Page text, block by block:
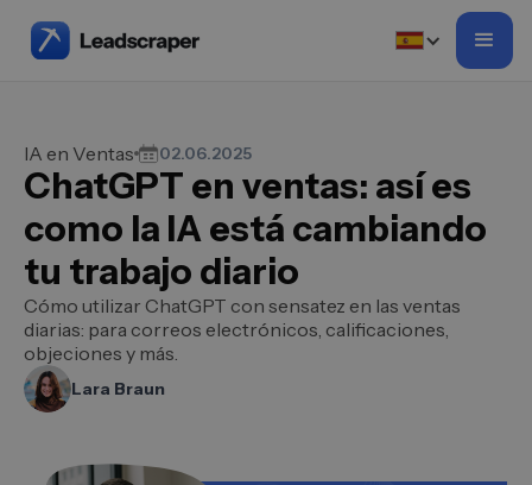
IA en Ventas 02.06.2025
ChatGPT en ventas: así es
como la IA está cambiando
tu trabajo diario
Cómo utilizar ChatGPT con sensatez en las ventas
diarias: para correos electrónicos, calificaciones,
objeciones y más.
Lara Braun